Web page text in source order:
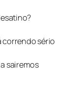
correndo sério
sairemos